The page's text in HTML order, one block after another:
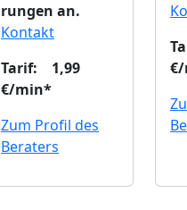
rungen an.
Kontakt
Tarif: 1,99
€/min*
Zum Profil des
Beraters